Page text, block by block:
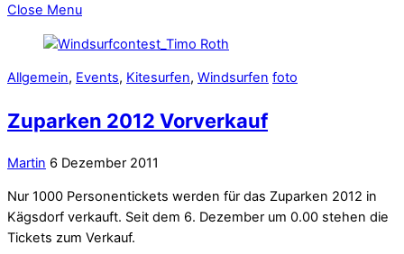
Close Menu
Allgemein, Events, Kitesurfen, Windsurfen foto
Zuparken 2012 Vorverkauf
Martin 6 Dezember 2011
Nur 1000 Personentickets werden für das Zuparken 2012 in
Kägsdorf verkauft. Seit dem 6. Dezember um 0.00 stehen die
Tickets zum Verkauf.